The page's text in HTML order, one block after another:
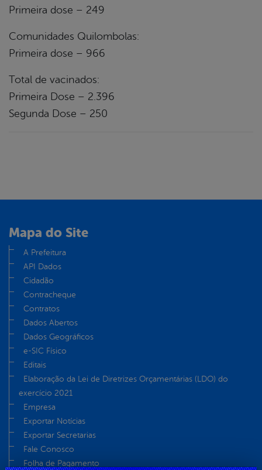
Primeira dose – 249
Comunidades Quilombolas:
Primeira dose – 966
Total de vacinados:
Primeira Dose – 2.396
Segunda Dose – 250
Mapa do Site
A Prefeitura
API Dados
Cidadão
Contracheque
Contratos
Dados Abertos
Dados Geográficos
e-SIC Físico
Editais
Elaboração da Lei de Diretrizes Orçamentárias (LDO) do
exercício 2021
Empresa
Exportar Notícias
Exportar Secretarias
Fale Conosco
Folha de Pagamento